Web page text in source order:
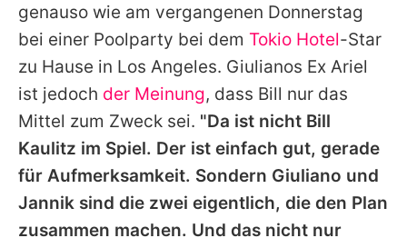
genauso wie am vergangenen Donnerstag
bei einer Poolparty bei dem Tokio Hotel-Star
zu Hause in Los Angeles. Giulianos Ex Ariel
ist jedoch der Meinung, dass Bill nur das
Mittel zum Zweck sei. "Da ist nicht Bill
Kaulitz im Spiel. Der ist einfach gut, gerade
für Aufmerksamkeit. Sondern Giuliano und
Jannik sind die zwei eigentlich, die den Plan
zusammen machen. Und das nicht nur